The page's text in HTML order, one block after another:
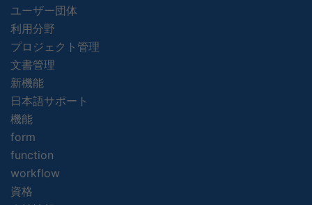
ユーザー団体
利用分野
プロジェクト管理
文書管理
新機能
日本語サポート
機能
form
function
workflow
資格